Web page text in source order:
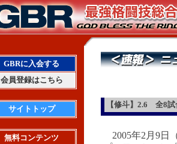
GBRに入会する
会員登録はこちら
サイトトップ
無料コンテンツ
【修斗】2.6 全8
2005年2月9日